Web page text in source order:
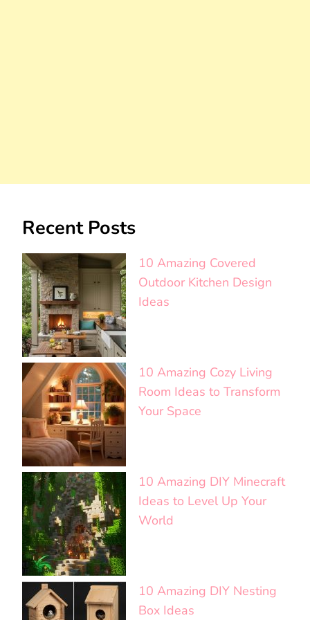
Recent Posts
10 Amazing Covered
Outdoor Kitchen Design
Ideas
10 Amazing Cozy Living
Room Ideas to Transform
Your Space
10 Amazing DIY Minecraft
Ideas to Level Up Your
World
10 Amazing DIY Nesting
Box Ideas